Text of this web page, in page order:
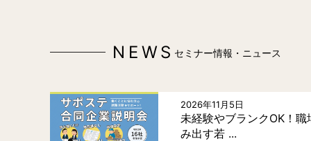
NEWS セミナー情報・ニュース
2026年11月5日
未経験やブランクOK！
み出す若 ...